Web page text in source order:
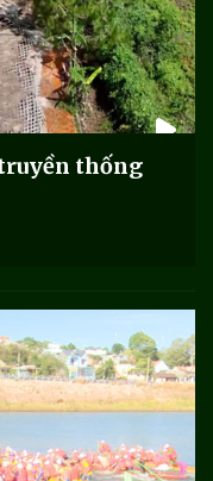
thống